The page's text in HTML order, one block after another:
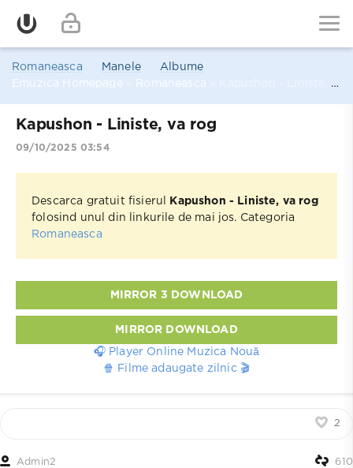
Romaneasca Manele
Albume
Emuzica Homepage
Romaneasca
Kapushon - Liniste, va rog
09/10/2025 03:54
Descarca gratuit fisierul
Kapushon - Liniste, va rog
folosind unul din linkurile de mai jos. Categoria
Romaneasca
MIRROR 3 DOWNLOAD
MIRROR DOWNLOAD
🎧 Player Online Muzica Nouă
🍿 Filme adaugate zilnic 🎬
2
Admin2 610